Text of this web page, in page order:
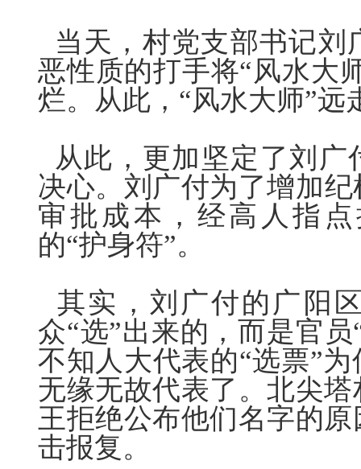
当天，村党支部书记刘
恶性质的打手将“风水大
烂。从此，“风水大师”远
从此，更加坚定了刘广
决心。刘广付为了增加
审批成本，经高人指
的“护身符”。
其实，刘广付的广阳
众“选”出来的，而是官
不知人大代表的“选票”
无缘无故代表了。北尖
王拒绝公布他们名字的
击报复。